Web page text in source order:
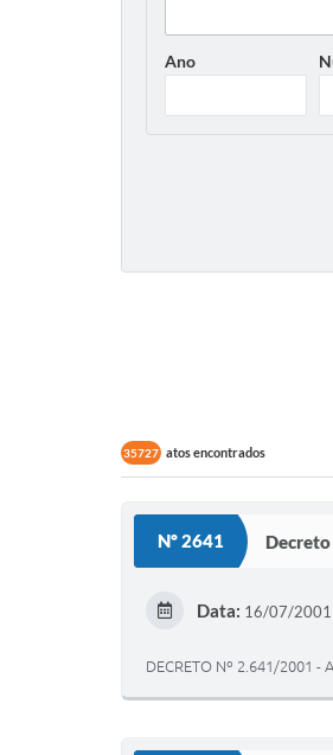
Ano
35727 atos encontrados
Nº 2641 Decreto
Data: 16/07/2001
DECRETO Nº 2.641/2001 -